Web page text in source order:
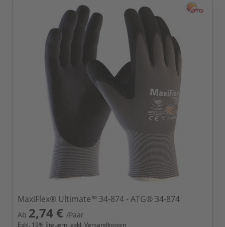
MaxiFlex® Ultimate™ 34-874 - ATG® 34-874
Ab 2,74 € /Paar
Exkl. 19% Steuern, exkl. Versandkosten